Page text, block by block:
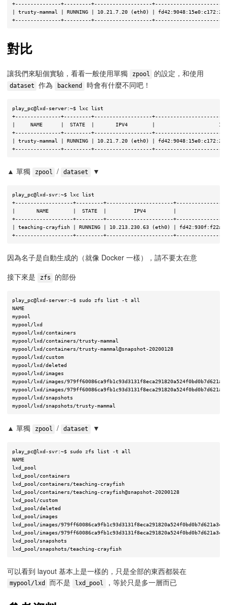
+---------------+---------+-------------------
| trusty-mammal | RUNNING | 10.21.7.20 (eth0) |
對比
讓我們來駔個實驗，看看一般使用單獨 zpool 的設定，和使用
dataset 作為 backend 時會有什麼不同吧！
play_pc@lxd-server:~$ lxc list
+---------------+---------+-------------------
|     NAME      |  STATE  |       IPV4        |
+---------------+---------+-------------------
| trusty-mammal | RUNNING | 10.21.7.20 (eth0) |
▲ 單獨 zpool / dataset ▼
play_pc@lxd-svr:~$ lxc list
+-------------------+---------+----------------------
|       NAME        |  STATE  |         IPV4         |
+-------------------+---------+----------------------
| teaching-crayfish | RUNNING | 10.213.230.63 (eth0) |
因為名子是自動生成的（就像 Docker 一樣），請不要太在意
接下來是
zfs 的部份
play_pc@lxd-server:~$ sudo zfs list -t all
NAME
mypool
mypool/lxd
mypool/lxd/containers
mypool/lxd/containers/trusty-mammal
mypool/lxd/containers/trusty-mammal@snapshot-20200128
mypool/lxd/custom
mypool/lxd/deleted
mypool/lxd/images
mypool/lxd/images/
mypool/lxd/images/
mypool/lxd/snapshots
▲ 單獨 zpool / dataset ▼
play_pc@lxd-svr:~$ sudo zfs list -t all
NAME
lxd_pool
lxd_pool/containers
lxd_pool/containers/teaching-crayfish
lxd_pool/containers/teaching-crayfish@snapshot-20200128
lxd_pool/custom
lxd_pool/deleted
lxd_pool/images
lxd_pool/images/
lxd_pool/images/
lxd_pool/snapshots
可以看到 layout 基本上是一樣的，只是全部的東西都裝在
mypool/lxd 而不是 lxd_pool ，等於只是多一層而已